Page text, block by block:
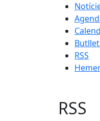
RSS
RSS